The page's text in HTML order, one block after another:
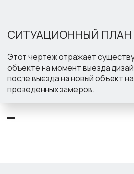
СИТУАЦИОННЫЙ ПЛАН
Этот чертеж отражает
объекте на момент выезда
после выезда на новый объект
проведенных замеров.